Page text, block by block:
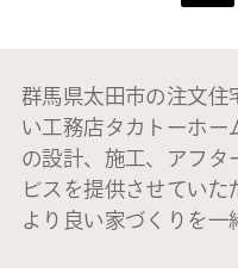
群馬県太田市の注文住
い工務店タカトーホー
の設計、施工、アフタ
ビスを提供させていた
より良い家づくりを一